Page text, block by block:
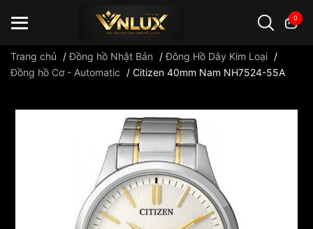
0
Trang chủ /Đồng hồ Nhật Bản /Đông Hồ Dây Kim Loại /
Đồng hồ Cơ - Automatic
/ Citizen 40mm Nam NH7524-55A